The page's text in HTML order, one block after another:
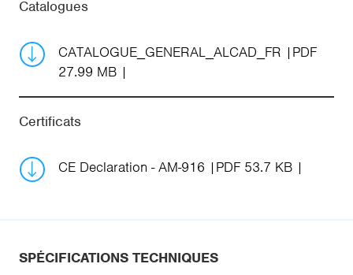
Catalogues
CATALOGUE_GENERAL_ALCAD_FR
PDF
27.99 MB
Certificats
CE Declaration - AM-916 PDF 53.7 KB
SPÉCIFICATIONS TECHNIQUES